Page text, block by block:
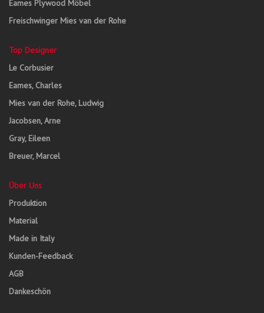
Eames Plywood Möbel
Freischwinger Mies van der Rohe
Top Designer
Le Corbusier
Eames, Charles
Mies van der Rohe, Ludwig
Jacobsen, Arne
Gray, Eileen
Breuer, Marcel
Über Uns
Produktion
Material
Made in Italy
Kunden-Feedback
AGB
Dankeschön